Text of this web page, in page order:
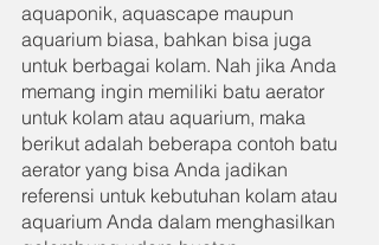
aquaponik, aquascape maupun
aquarium biasa, bahkan bisa juga
untuk berbagai kolam. Nah jika Anda
memang ingin memiliki batu aerator
untuk kolam atau aquarium, maka
berikut adalah beberapa contoh batu
aerator yang bisa Anda jadikan
referensi untuk kebutuhan kolam atau
aquarium Anda dalam menghasilkan